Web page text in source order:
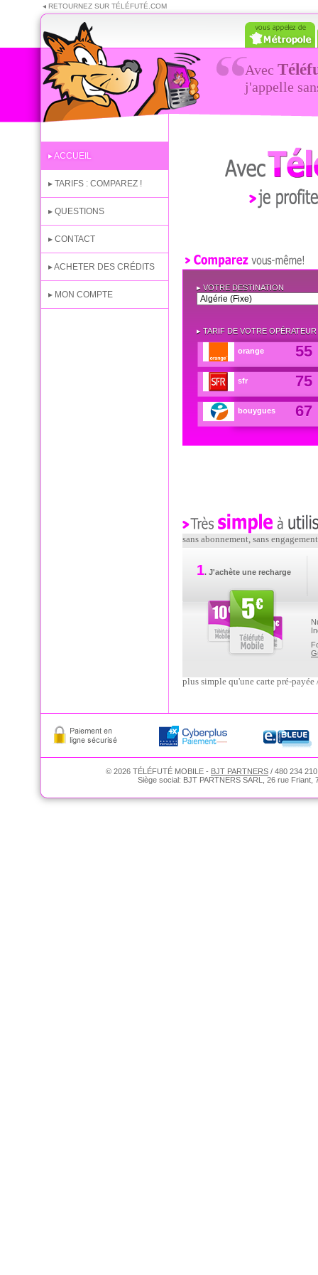
◂ RETOURNEZ SUR TÉLÉFUTÉ.COM
Téléfuté Mobile
Avec
j'appelle
▸ ACCUEIL
▸ TARIFS : COMPAREZ !
▸ QUESTIONS
▸ CONTACT
▸ ACHETER DES CRÉDITS
▸ MON COMPTE
Téléfuté
▸ VOTRE DESTINATION
▸ TARIF DE VOTRE OPÉRATEUR
orange 55
sfr 75
bouygues 67
TRÈS SIMPLE À UTILISER
sans abonnement, sans
1. J'achète une recharge
plus simple qu'une carte pré-
© 2026 TÉLÉFUTÉ MOBILE - BJT PARTNERS / 480 234
Siège social: BJT PARTNERS SARL, 26 rue